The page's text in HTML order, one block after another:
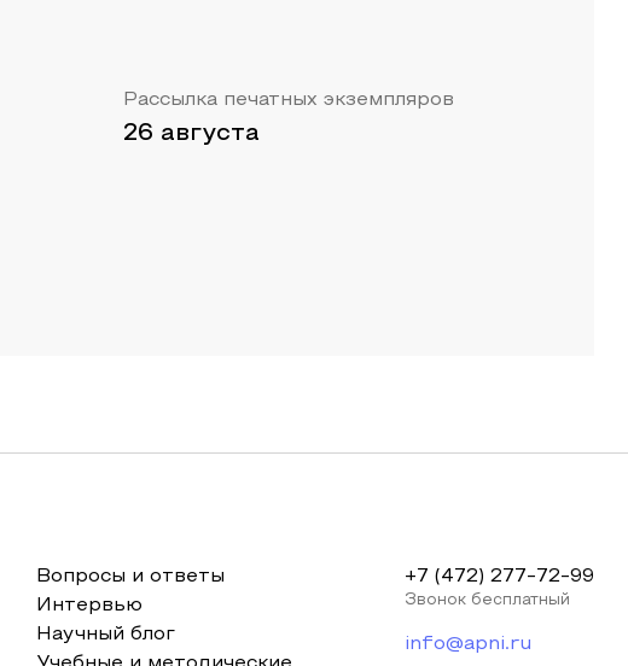
Рассылка печатных экземпляров
26 августа
Вопросы и ответы
Интервью
Научный блог
+7 (472) 277-72-99
Звонок бесплатный
info@apni.ru